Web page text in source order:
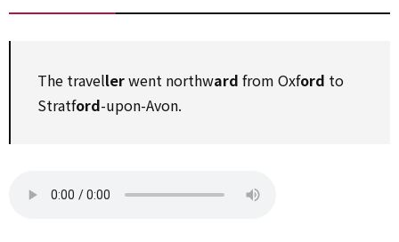
The travellerwent northward from Oxford to
Stratford-upon-Avon.